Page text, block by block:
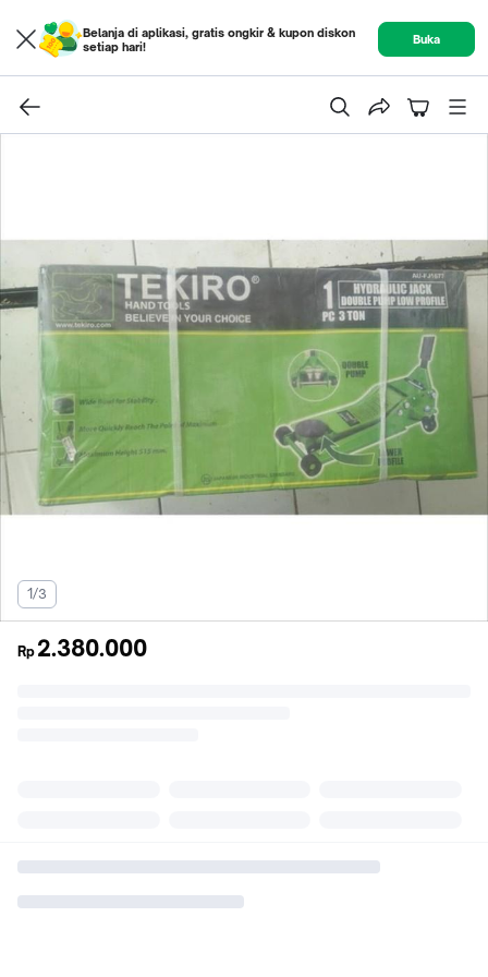
Belanja di aplikasi, gratis ongkir & kupon diskon
setiap hari!
Buka
1/3
Rp 2.380.000